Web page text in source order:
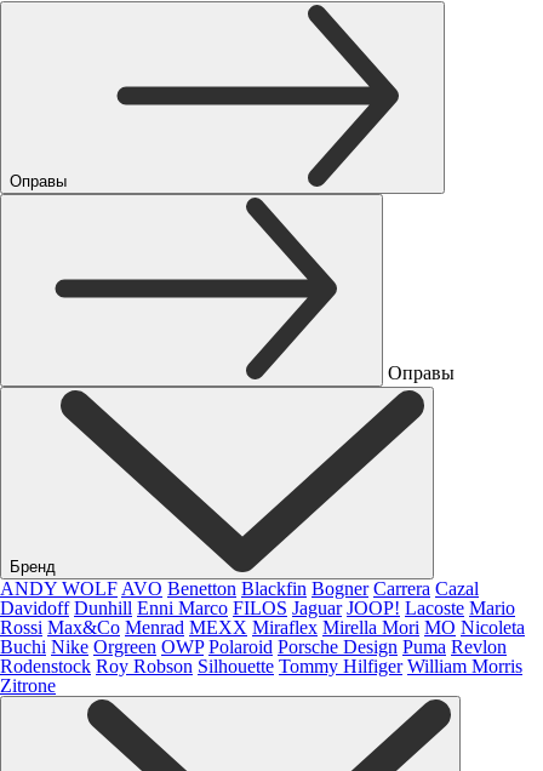
Оправы
Оправы
Бренд
ANDY WOLF AVO Benetton Blackfin Bogner Carrera Cazal
Davidoff Dunhill Enni Marco FILOS Jaguar JOOP! Lacoste Mario
Rossi Max&Co Menrad MEXX Miraflex Mirella Mori MO Nicoleta
Buchi Nike Orgreen OWP Polaroid Porsche Design Puma Revlon
Rodenstock Roy Robson Silhouette Tommy Hilfiger William Morris
Zitrone